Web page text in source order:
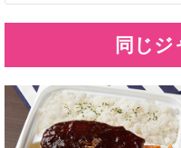
同じジ